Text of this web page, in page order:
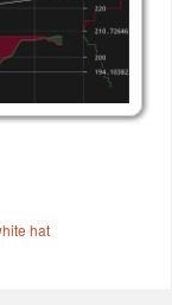
hat